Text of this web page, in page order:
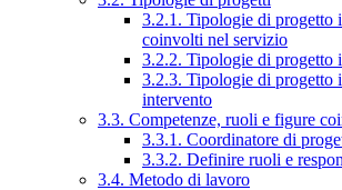
3.2.1. Tipologie di progetto
coinvolti nel servizio
3.2.2. Tipologie di progetto
3.2.3. Tipologie di progetto
intervento
3.3. Competenze, ruoli e figure
3.3.1. Coordinatore di
3.3.2. Definire ruoli e
3.4. Metodo di lavoro